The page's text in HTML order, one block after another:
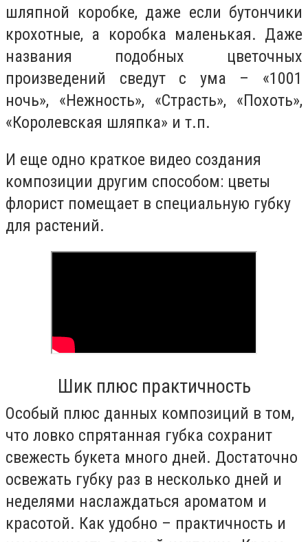
шляпной коробке, даже если бутончики
крохотные, а коробка маленькая. Даже
названия подобных цветочных
произведений сведут с ума – «1001
ночь», «Нежность», «Страсть», «Похоть»,
«Королевская шляпка» и т.п.
И еще одно краткое видео создания
композиции другим способом: цветы
флорист помещает в специальную губку
для растений.
Шик плюс практичность
Особый плюс данных композиций в том,
что ловко спрятанная губка сохранит
свежесть букета много дней. Достаточно
освежать губку раз в несколько дней и
неделями наслаждаться ароматом и
красотой. Как удобно – практичность и